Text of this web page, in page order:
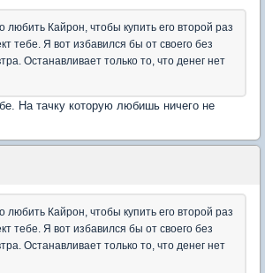
любить Кайрон, чтобы купить его второй раз
тебе. Я вот избавился бы от своего без
Останавливает только то, что денег нет
На тачку которую любишь ничего не
любить Кайрон, чтобы купить его второй раз
тебе. Я вот избавился бы от своего без
Останавливает только то, что денег нет